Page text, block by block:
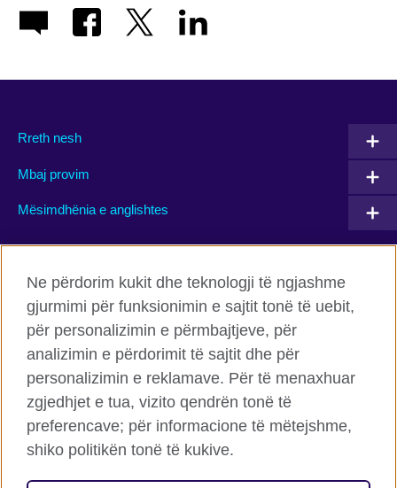
Rreth nesh
Mbaj provim
Mësimdhënia e anglishtes
Facebook Twitter
Flickr TikTok
Këshilli Britanik Globalisht
Privatësia dhe termet
Ne përdorim kukit dhe teknologji të ngjashme
gjurmimi për funksionimin e sajtit tonë të uebit,
për personalizimin e përmbajtjeve, për
analizimin e përdorimit të sajtit dhe për
personalizimin e reklamave. Për të menaxhuar
zgjedhjet e tua, vizito qendrën tonë të
preferencave; për informacione të mëtejshme,
shiko politikën tonë të kukive.